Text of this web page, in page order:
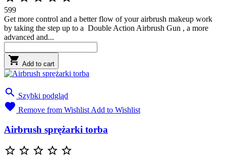
599
Get more control and a better flow of your airbrush makeup work
by taking the step up to a Double Action Airbrush Gun , a more
advanced and...
 Add to cart
 Szybki podgląd
 Remove from Wishlist Add to Wishlist
Airbrush sprężarki torba
    